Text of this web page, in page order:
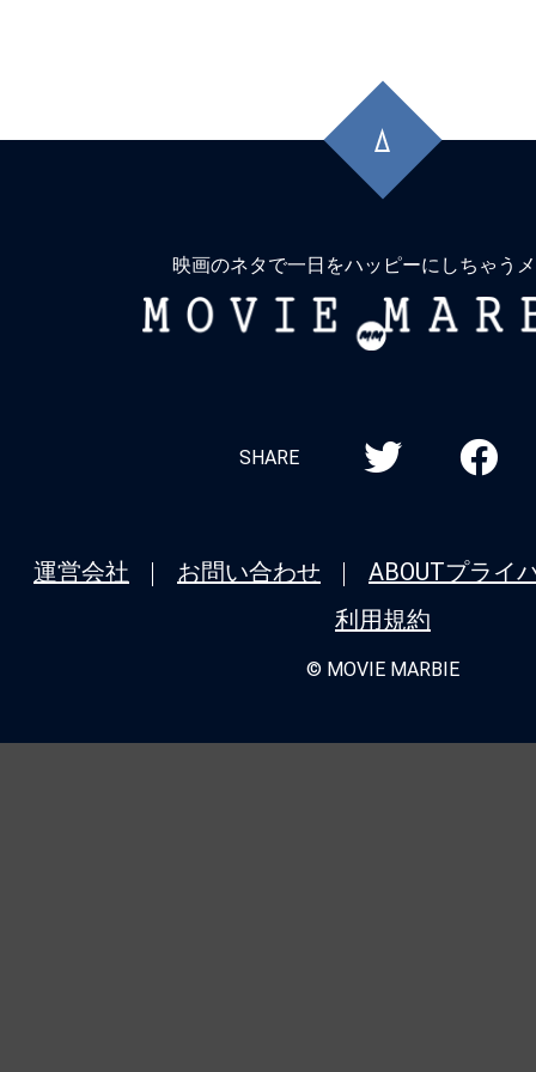
頭
に
映画のネタで一日をハッピーにしちゃう
MOVIE
SHARE
運営会社 お問い合わせ ABOUTプライ
利用規約
© MOVIE MARBIE